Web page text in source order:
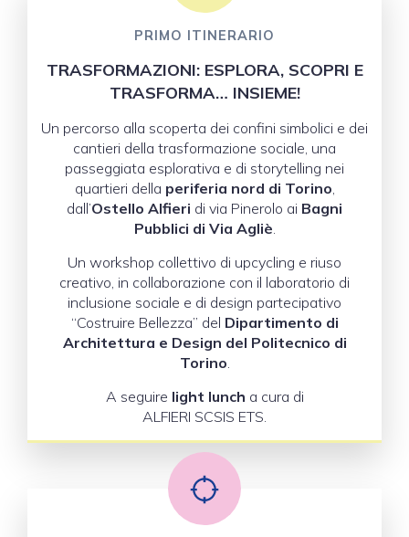
PRIMO ITINERARIO
TRASFORMAZIONI: ESPLORA, SCOPRI E
TRASFORMA… INSIEME!
Un percorso alla scoperta dei confini simbolici e dei
cantieri della trasformazione sociale, una
passeggiata esplorativa e di storytelling nei
quartieri della periferia nord di Torino
dall’Ostello Alfieri di via Pinerolo ai Bagni
Pubblici di Via Agliè
Un workshop collettivo di upcycling e riuso
creativo, in collaborazione con il laboratorio di
inclusione sociale e di design partecipativo
“Costruire Bellezza” del Dipartimento di
Architettura e Design del Politecnico di
Torino
A seguire light lunch a cura di
ALFIERI SCSIS ETS.